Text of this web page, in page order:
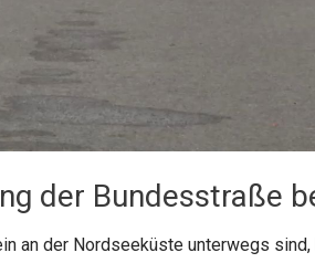
der Bundesstraße
an der Nordseeküste unterwegs